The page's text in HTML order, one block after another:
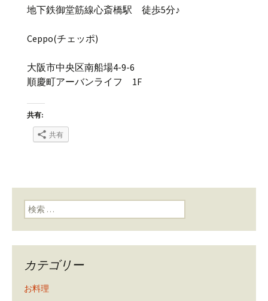
地下鉄御堂筋線心斎橋駅 徒歩5分♪
Ceppo(チェッポ)
大阪市中央区南船場4-9-6
順慶町アーバンライフ 1F
共有:
共有
検索:
カテゴリー
お料理